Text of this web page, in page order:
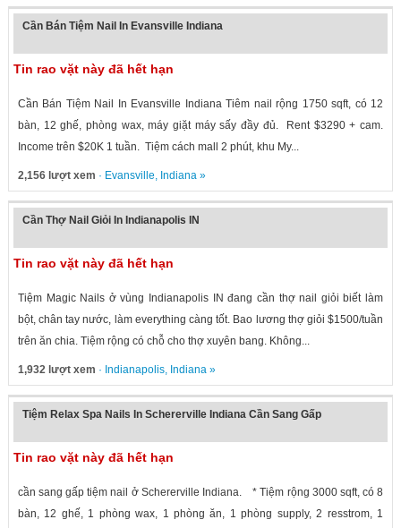
Cần Bán Tiệm Nail In Evansville Indiana
Tin rao vặt này đã hết hạn
Cần Bán Tiệm Nail In Evansville Indiana Tiêm nail rộng 1750 sqft, có 12
bàn, 12 ghế, phòng wax, máy giặt máy sấy đầy đủ. Rent $3290 + cam.
Income trên $20K 1 tuần. Tiệm cách mall 2 phút, khu My...
2,156 lượt xem · Evansville, Indiana»
Cần Thợ Nail Giỏi In Indianapolis IN
Tin rao vặt này đã hết hạn
Tiệm Magic Nails ở vùng Indianapolis IN đang cần thợ nail giỏi biết làm
bột, chân tay nước, làm everything càng tốt. Bao lương thợ giỏi $1500/tuần
trên ăn chia. Tiệm rộng có chỗ cho thợ xuyên bang. Không...
1,932 lượt xem · Indianapolis, Indiana»
Tiệm Relax Spa Nails In Schererville Indiana Cần Sang Gấp
Tin rao vặt này đã hết hạn
cần sang gấp tiệm nail ở Schererville Indiana. * Tiệm rộng 3000 sqft, có 8
bàn, 12 ghế, 1 phòng wax, 1 phòng ăn, 1 phòng supply, 2 resstrom, 1